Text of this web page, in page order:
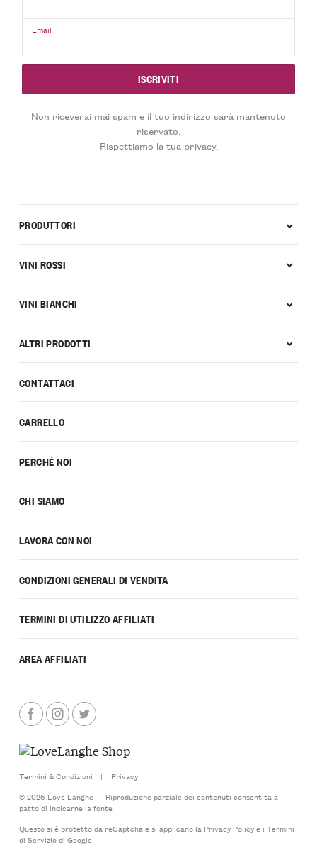
Email
Non riceverai mai spam e il tuo indirizzo sarà mantenuto
riservato.
Rispettiamo la tua privacy.
CONTATTACI
CARRELLO
PERCHÉ NOI
CHI SIAMO
LAVORA CON NOI
CONDIZIONI GENERALI DI VENDITA
TERMINI DI UTILIZZO AFFILIATI
AREA AFFILIATI
PRODUTTORI
VINI ROSSI
VINI BIANCHI
ALTRI PRODOTTI
Termini & Condizioni |
Privacy
© 2026 Love Langhe — Riproduzione parziale dei contenuti consentita a
patto di indicarne la fonte
Questo si è protetto da reCaptcha e si applicano la Privacy Policye i Termini
di Serviziodi Google